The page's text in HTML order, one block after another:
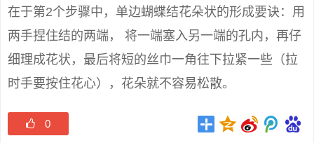
在于第2个步骤中，单边蝴蝶结花朵状的形成要诀：用
两手捏住结的两端， 将一端塞入另一端的孔内，再仔
细理成花状，最后将短的丝巾一角往下拉紧一些（拉
时手要按住花心），花朵就不容易松散。
0